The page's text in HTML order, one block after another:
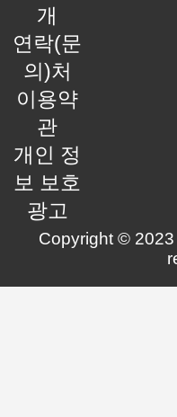
개
연락(문
의)처
이용약
관
개인 정
보 보호
광고
Copyright ©